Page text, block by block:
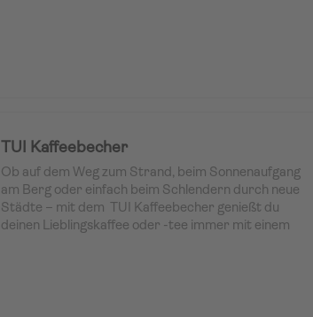
Tragen und der schmale Boden passt in die meisten
TUI Kaffeebecher
Ob auf dem Weg zum Strand, beim Sonnenaufgang
am Berg oder einfach beim Schlendern durch neue
Städte – mit dem TUI Kaffeebecher genießt du
deinen Lieblingskaffee oder -tee immer mit einem